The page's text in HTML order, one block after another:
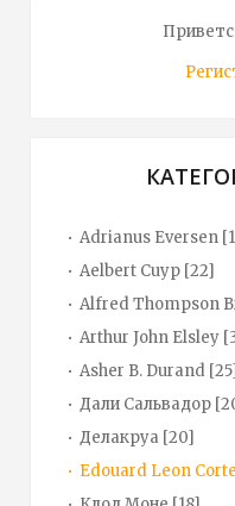
Adrianus Eversen
Aelbert Cuyp [22]
Alfred Thompson
Arthur John Elsley
Asher B. Durand
Дали Сальвадор
Делакруа [20]
Edouard Leon